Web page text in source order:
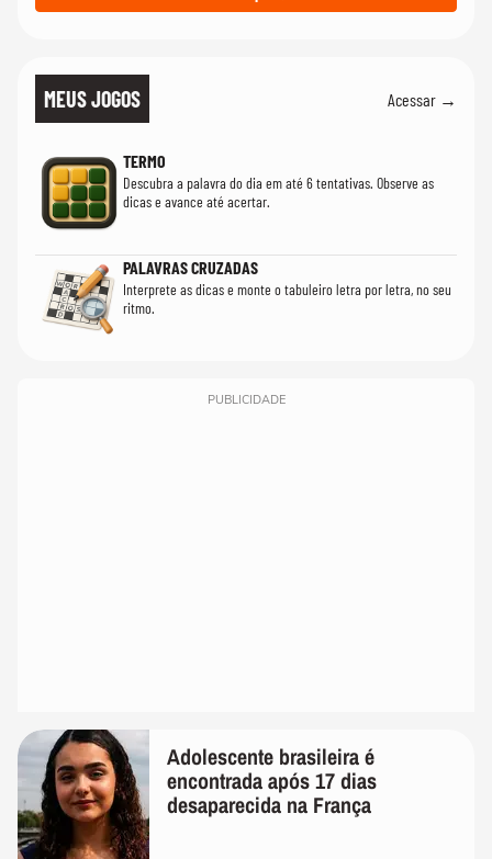
MEUS JOGOS Acessar →
TERMO
Descubra a palavra do dia em até 6 tentativas. Observe as
dicas e avance até acertar.
PALAVRAS CRUZADAS
Interprete as dicas e monte o tabuleiro letra por letra, no seu
ritmo.
PUBLICIDADE
Adolescente brasileira é
encontrada após 17 dias
desaparecida na França